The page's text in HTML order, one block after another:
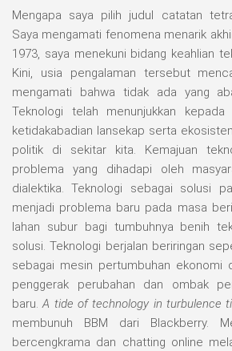
Mengapa saya pilih judul catatan
Saya mengamati fenomena menarik
1973, saya menekuni bidang keahlian
Kini, usia pengalaman tersebut
mengamati bahwa tidak ada yang
Teknologi telah menunjukkan
ketidakabadian lansekap serta
politik di sekitar kita. Kemajuan
problema yang dihadapi oleh
dialektika. Teknologi sebagai solusi
menjadi problema baru pada masa
lahan subur bagi tumbuhnya benih
solusi. Teknologi berjalan beriringan
sebagai mesin pertumbuhan ekonomi
penggerak perubahan dan ombak
baru.A tide of technology in turbulence
membunuh BBM dari Blackberry.
bercengkrama dan chatting online